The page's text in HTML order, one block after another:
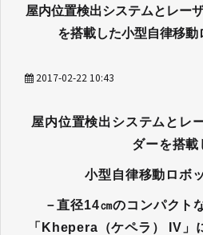
屋内位置検出システムとレー
を搭載した小型自律移
2017-02-22 10:43
屋内位置検出システムとレ
ダーを搭載
小型自律移動ロボ
－直径14㎝のコンパクト
「Khepera（ケペラ） IV」